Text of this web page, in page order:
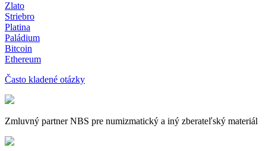
Zlato
Striebro
Platina
Paládium
Bitcoin
Ethereum
Často kladené otázky
Zmluvný partner NBS pre numizmatický a iný zberateľský materiál